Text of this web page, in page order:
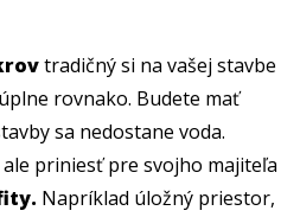
tradičný si na vašej stavbe
rovnako. Budete mať
sa nedostane voda.
ale priniesť pre svojho majiteľa
Napríklad úložný priestor,